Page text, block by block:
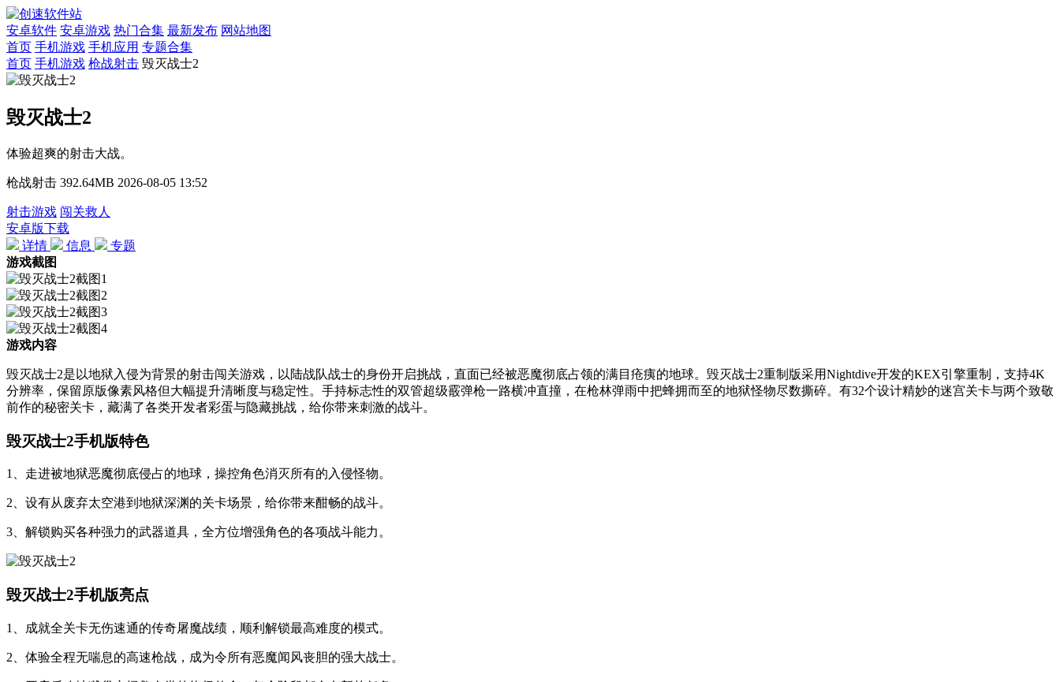
安卓软件 安卓游戏 热门合集 最新发布 网站地图
首页 手机游戏 手机应用 专题合集
首页 手机游戏 枪战射击 毁灭战士2
毁灭战士2
体验超爽的射击大战。
枪战射击 392.64MB 2026-08-05 13:52
射击游戏 闯关救人
安卓版下载
详情
信息
专题
游戏截图
游戏内容
毁灭战士2是以地狱入侵为背景的射击闯关游戏，以陆战队战士的身份开启挑战，直面已经被恶魔彻底占领的满目疮痍的地球。毁灭战士2重制版采用Nightdive开发的‌KEX引擎‌重制，支持‌4K
分辨率，保留原版像素风格但大幅提升清晰度与稳定性。手持标志性的双管超级霰弹枪一路横冲直撞，在枪林弹雨中把蜂拥而至的地狱怪物尽数撕碎。有32个设计精妙的迷宫关卡与两个致敬
前作的秘密关卡，藏满了各类开发者彩蛋与隐藏挑战，给你带来刺激的战斗。
毁灭战士2手机版特色
1、走进被地狱恶魔彻底侵占的地球，操控角色消灭所有的入侵怪物。
2、设有从废弃太空港到地狱深渊的关卡场景，给你带来酣畅的战斗。
3、解锁购买各种强力的武器道具，全方位增强角色的各项战斗能力。
毁灭战士2手机版亮点
1、成就全关卡无伤速通的传奇屠魔战绩，顺利解锁最高难度的模式。
2、体验全程无喘息的高速枪战，成为令所有恶魔闻风丧胆的强大战士。